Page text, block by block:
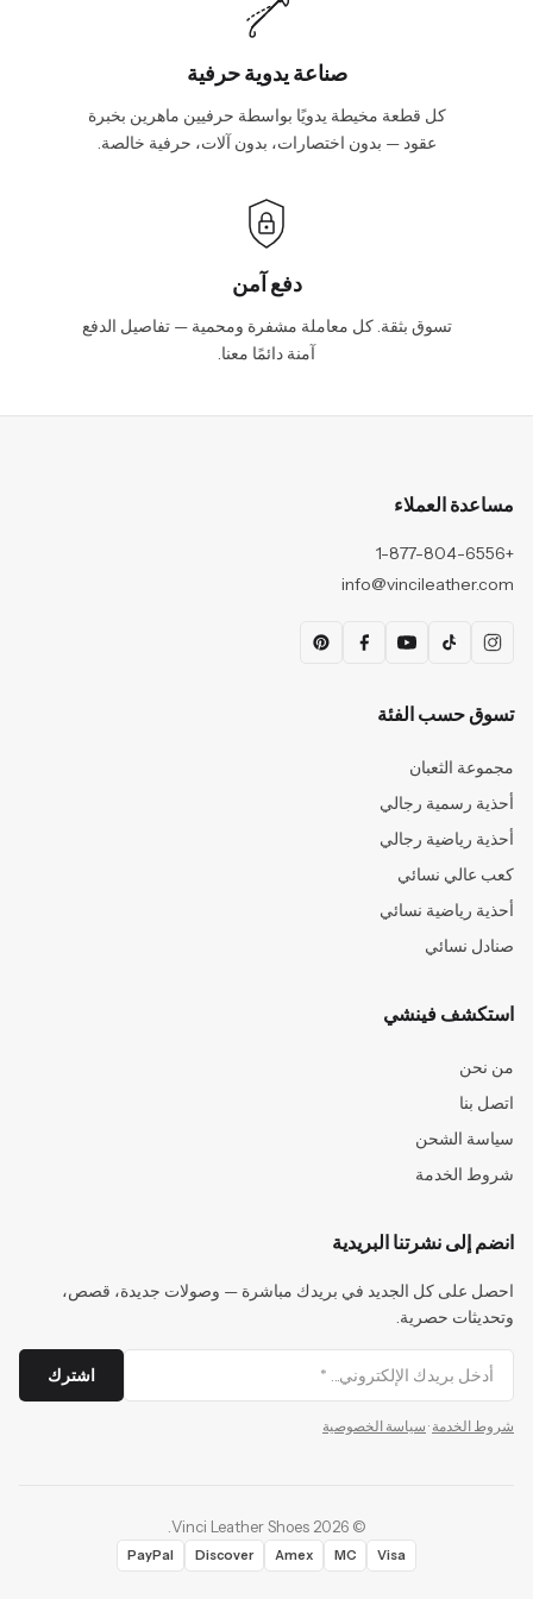
صناعة يدوية حرفية
كل قطعة مخيطة يدويًا بواسطة حرفيين ماهرين بخبرة
عقود — بدون اختصارات، بدون آلات، حرفية خالصة.
دفع آمن
تسوق بثقة. كل معاملة مشفرة ومحمية — تفاصيل الدفع
آمنة دائمًا معنا.
مساعدة العملاء
+1-877-804-6556
info@vincileather.com
تسوق حسب الفئة
مجموعة الثعبان
أحذية رسمية رجالي
أحذية رياضية رجالي
كعب عالي نسائي
أحذية رياضية نسائي
صنادل نسائي
استكشف فينشي
من نحن
اتصل بنا
سياسة الشحن
شروط الخدمة
انضم إلى نشرتنا البريدية
احصل على كل الجديد في بريدك مباشرة — وصولات جديدة، قصص،
وتحديثات حصرية.
اشترك
شروط الخدمة · سياسة الخصوصية
©
2026
Vinci Leather Shoes
Visa
MC
Amex
Discover
PayPal